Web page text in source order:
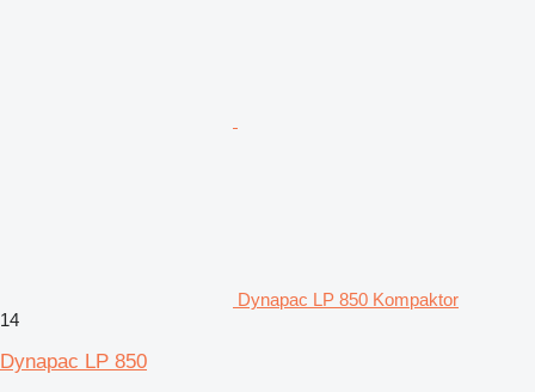
Dynapac LP 850 Kompaktor
14
Dynapac LP 850